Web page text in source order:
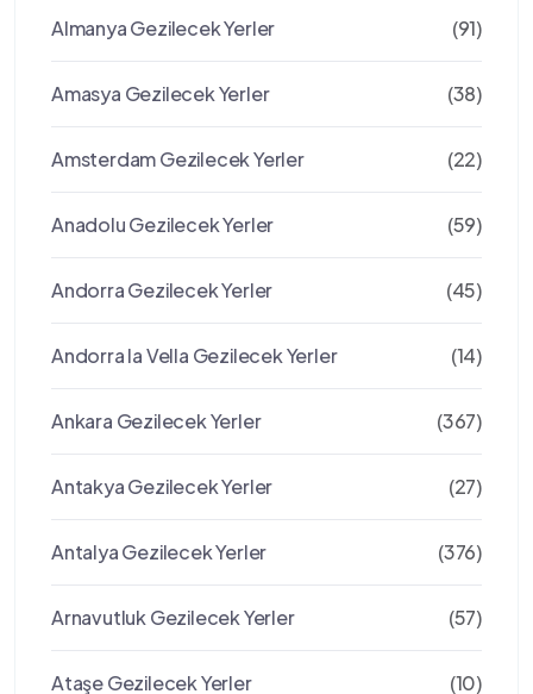
Almanya Gezilecek Yerler (91)
Amasya Gezilecek Yerler (38)
Amsterdam Gezilecek Yerler (22)
Anadolu Gezilecek Yerler (59)
Andorra Gezilecek Yerler (45)
Andorra la Vella Gezilecek Yerler (14)
Ankara Gezilecek Yerler (367)
Antakya Gezilecek Yerler (27)
Antalya Gezilecek Yerler (376)
Arnavutluk Gezilecek Yerler (57)
Ataşe Gezilecek Yerler (10)